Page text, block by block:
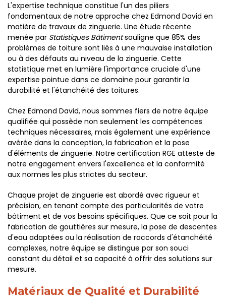
L'expertise technique constitue l'un des piliers
fondamentaux de notre approche chez Edmond David en
matière de travaux de zinguerie. Une étude récente
menée par Statistiques Bâtimentsouligne que 85% des
problèmes de toiture sont liés à une mauvaise installation
ou à des défauts au niveau de la zinguerie. Cette
statistique met en lumière l'importance cruciale d'une
expertise pointue dans ce domaine pour garantir la
durabilité et l'étanchéité des toitures.
Chez Edmond David, nous sommes fiers de notre équipe
qualifiée qui possède non seulement les compétences
techniques nécessaires, mais également une expérience
avérée dans la conception, la fabrication et la pose
d'éléments de zinguerie. Notre certification RGE atteste de
notre engagement envers l'excellence et la conformité
aux normes les plus strictes du secteur.
Chaque projet de zinguerie est abordé avec rigueur et
précision, en tenant compte des particularités de votre
bâtiment et de vos besoins spécifiques. Que ce soit pour la
fabrication de gouttières sur mesure, la pose de descentes
d'eau adaptées ou la réalisation de raccords d'étanchéité
complexes, notre équipe se distingue par son souci
constant du détail et sa capacité à offrir des solutions sur
mesure.
Matériaux de Qualité et Durabilité